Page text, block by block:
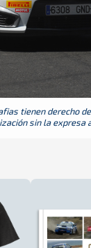
tienen derecho
sin la expresa